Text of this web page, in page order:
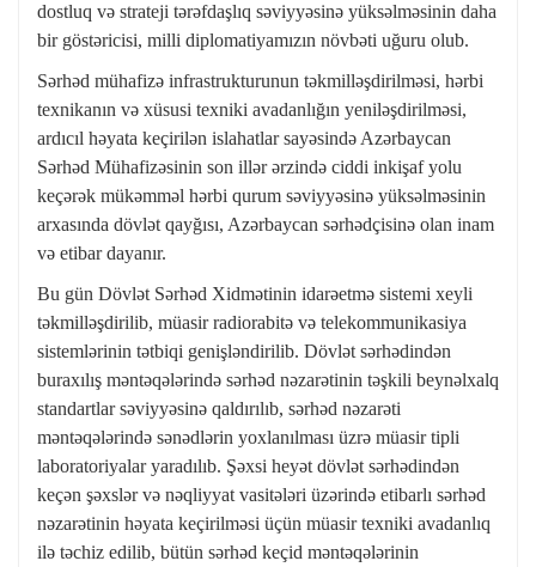
dostluq və strateji tərəfdaşlıq səviyyəsinə yüksəlməsinin daha
bir göstəricisi, milli diplomatiyamızın növbəti uğuru olub.
Sərhəd mühafizə infrastrukturunun təkmilləşdirilməsi, hərbi
texnikanın və xüsusi texniki avadanlığın yeniləşdirilməsi,
ardıcıl həyata keçirilən islahatlar sayəsində Azərbaycan
Sərhəd Mühafizəsinin son illər ərzində ciddi inkişaf yolu
keçərək mükəmməl hərbi qurum səviyyəsinə yüksəlməsinin
arxasında dövlət qayğısı, Azərbaycan sərhədçisinə olan inam
və etibar dayanır.
Bu gün Dövlət Sərhəd Xidmətinin idarəetmə sistemi xeyli
təkmilləşdirilib, müasir radiorabitə və telekommunikasiya
sistemlərinin tətbiqi genişləndirilib. Dövlət sərhədindən
buraxılış məntəqələrində sərhəd nəzarətinin təşkili beynəlxalq
standartlar səviyyəsinə qaldırılıb, sərhəd nəzarəti
məntəqələrində sənədlərin yoxlanılması üzrə müasir tipli
laboratoriyalar yaradılıb. Şəxsi heyət dövlət sərhədindən
keçən şəxslər və nəqliyyat vasitələri üzərində etibarlı sərhəd
nəzarətinin həyata keçirilməsi üçün müasir texniki avadanlıq
ilə təchiz edilib, bütün sərhəd keçid məntəqələrinin